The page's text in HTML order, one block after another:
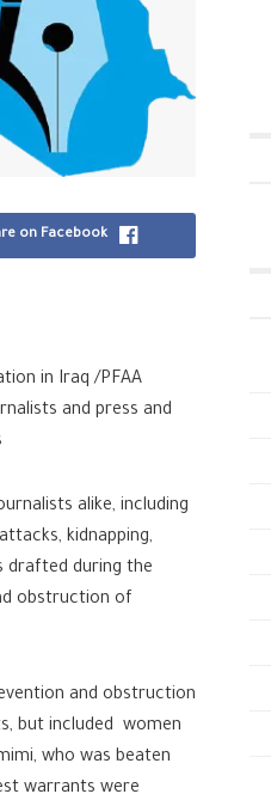
on Facebook
in Iraq /PFAA
and press and
alike, including
kidnapping,
drafted during the
obstruction of
and obstruction
but included women
who was beaten
warrants were